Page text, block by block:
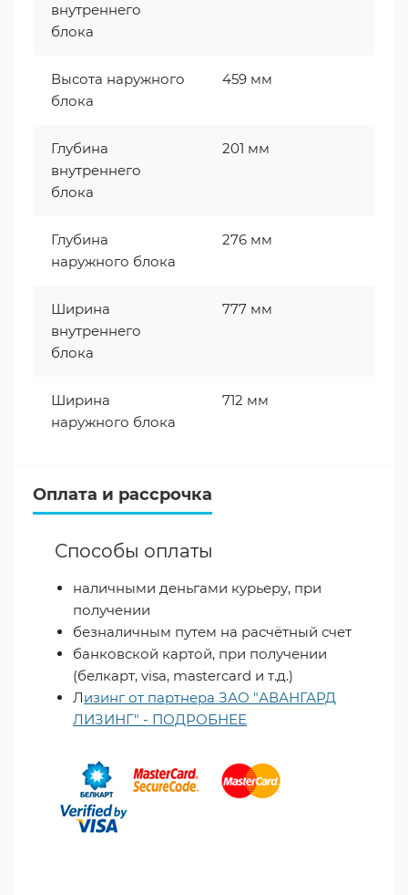
внутреннего
блока
Высота наружного
блока
459 мм
Глубина
внутреннего
блока
201 мм
Глубина
наружного блока
276 мм
Ширина
внутреннего
блока
777 мм
Ширина
наружного блока
712 мм
Оплата и рассрочка
Способы оплаты
наличными деньгами курьеру, при
получении
безналичным путем на расчётный счет
банковской картой, при получении
(белкарт, visa, mastercard и т.д.)
Лизинг от партнера ЗАО "АВАНГАРД
ЛИЗИНГ" - ПОДРОБНЕЕ